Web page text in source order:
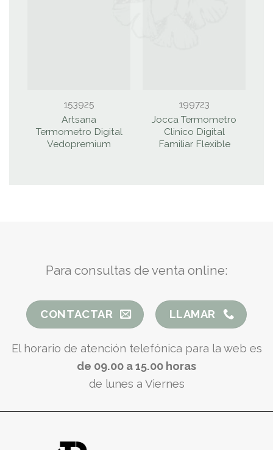
153925
Artsana
Termometro Digital
Vedopremium
199723
Jocca Termometro
Clinico Digital
Familiar Flexible
Para consultas de venta online:
CONTACTAR LLAMAR
El horario de atención telefónica para la web es
de 09.00 a 15.00 horas
de lunes a Viernes